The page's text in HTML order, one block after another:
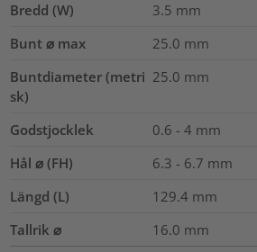
Bredd (W) 3.5 mm
Bunt ⌀ max
25.0 mm
Buntdiameter (metri
sk)
25.0 mm
Godstjocklek
0.6 - 4 mm
Hål ⌀ (FH)
6.3 - 6.7 mm
Längd (L)
129.4 mm
Tallrik ⌀
16.0 mm